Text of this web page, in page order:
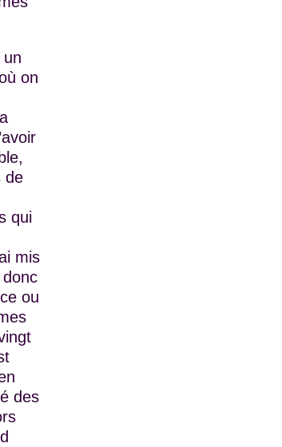
un
on
de
qui
mis
donc
ou
des